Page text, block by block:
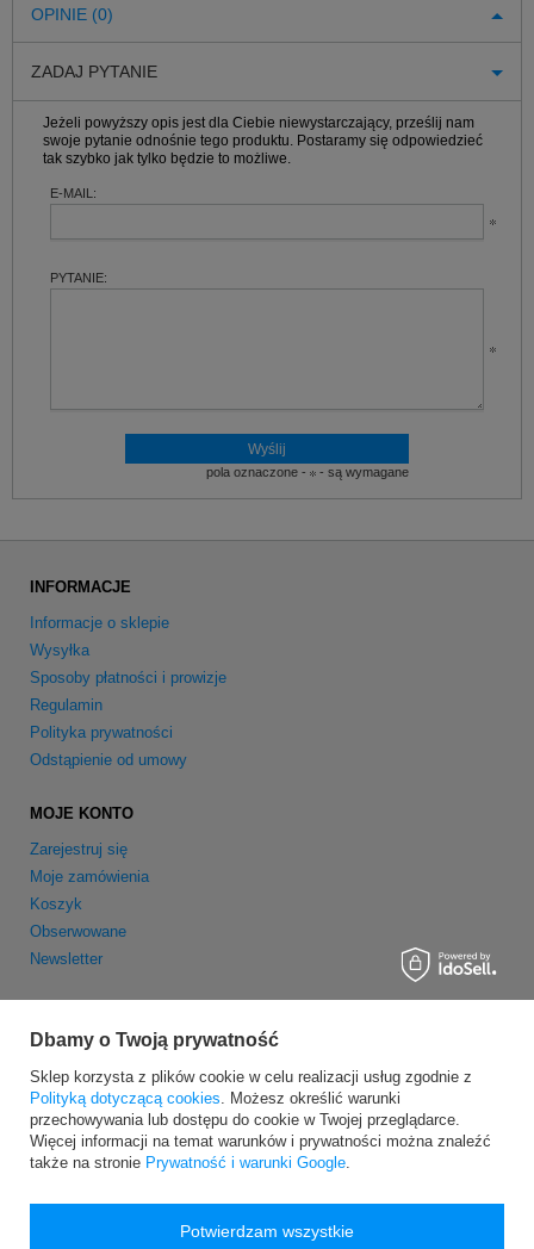
OPINIE (0)
ZADAJ PYTANIE
Jeżeli powyższy opis jest dla Ciebie niewystarczający, prześlij nam
swoje pytanie odnośnie tego produktu. Postaramy się odpowiedzieć
tak szybko jak tylko będzie to możliwe.
E-MAIL:
PYTANIE:
pola oznaczone - - są wymagane
INFORMACJE
Informacje o sklepie
Wysyłka
Sposoby płatności i prowizje
Regulamin
Polityka prywatności
Odstąpienie od umowy
MOJE KONTO
Zarejestruj się
Moje zamówienia
Koszyk
Obserwowane
Newsletter
Wersja dla komputerów stacjonarnych
Dbamy o Twoją prywatność
Sklep korzysta z plików cookie w celu realizacji usług zgodnie z
Polityką dotyczącą cookies. Możesz określić warunki
przechowywania lub dostępu do cookie w Twojej przeglądarce.
Więcej informacji na temat warunków i prywatności można znaleźć
także na stronie Prywatność i warunki Google.
Potwierdzam wszystkie